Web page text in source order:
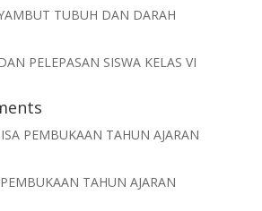
TUBUH DAN DARAH
PELEPASAN SISWA KELAS VI
PEMBUKAAN TAHUN AJARAN
TAHUN AJARAN